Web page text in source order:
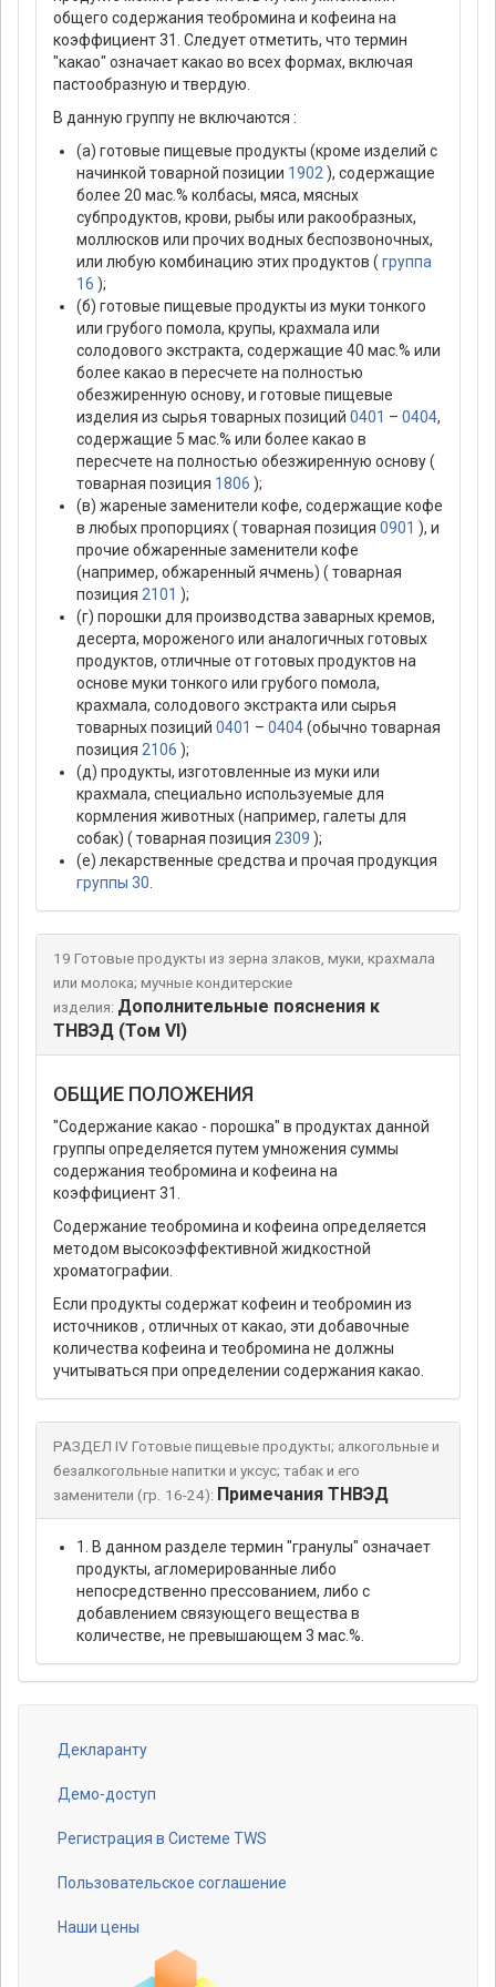
общего содержания теобромина и кофеина на
коэффициент 31. Следует отметить, что термин
"какао" означает какао во всех формах, включая
пастообразную и твердую.
В данную группу не включаются :
(а) готовые пищевые продукты (кроме изделий с
начинкой товарной позиции 1902 ), содержащие
более 20 мас.% колбасы, мяса, мясных
субпродуктов, крови, рыбы или ракообразных,
моллюсков или прочих водных беспозвоночных,
или любую комбинацию этих продуктов ( группа
16 );
(б) готовые пищевые продукты из муки тонкого
или грубого помола, крупы, крахмала или
солодового экстракта, содержащие 40 мас.% или
более какао в пересчете на полностью
обезжиренную основу, и готовые пищевые
изделия из сырья товарных позиций 0401 – 0404,
содержащие 5 мас.% или более какао в
пересчете на полностью обезжиренную основу (
товарная позиция 1806 );
(в) жареные заменители кофе, содержащие кофе
в любых пропорциях ( товарная позиция 0901 ), и
прочие обжаренные заменители кофе
(например, обжаренный ячмень) ( товарная
позиция 2101 );
(г) порошки для производства заварных кремов,
десерта, мороженого или аналогичных готовых
продуктов, отличные от готовых продуктов на
основе муки тонкого или грубого помола,
крахмала, солодового экстракта или сырья
товарных позиций 0401 – 0404(обычно товарная
позиция 2106 );
(д) продукты, изготовленные из муки или
крахмала, специально используемые для
кормления животных (например, галеты для
собак) ( товарная позиция 2309 );
(е) лекарственные средства и прочая продукция
группы 30
19 Готовые продукты из зерна злаков, муки, крахмала
или молока; мучные кондитерские
изделия: Дополнительные пояснения к
ТНВЭД (Том VI)
ОБЩИЕ ПОЛОЖЕНИЯ
"Содержание какао - порошка" в продуктах данной
группы определяется путем умножения суммы
содержания теобромина и кофеина на
коэффициент 31.
Содержание теобромина и кофеина определяется
методом высокоэффективной жидкостной
хроматографии.
Если продукты содержат кофеин и теобромин из
источников , отличных от какао, эти добавочные
количества кофеина и теобромина не должны
учитываться при определении содержания какао.
РАЗДЕЛ IV Готовые пищевые продукты; алкогольные и
безалкогольные напитки и уксус; табак и его
заменители (гр. 16-24): Примечания ТНВЭД
1. В данном разделе термин "гранулы" означает
продукты, агломерированные либо
непосредственно прессованием, либо с
добавлением связующего вещества в
количестве, не превышающем 3 мас.%.
Footer
menu
Декларанту
Демо-доступ
Регистрация в Системе TWS
Пользовательское соглашение
Наши цены